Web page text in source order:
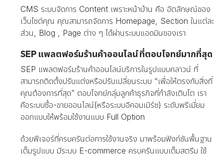
CMS ระบบจัดการ Content เพราะหน้าบ้าน คือ อัตลักษณ์ของ
เว็บไซต์คุณ คุณสามารถจัดการ Homepage, Section ในแต่ละ
ส่วน, Blog , Page ต่าง ๆ ได้ผ่านระบบแอดมินของเรา
SEP แพลตฟอร์มร้านค้าออนไลน์ ที่ตอบโจทย์มากที่สุด
SEP แพลตฟอร์มร้านค้าออนไลน์บริการในรูปแบบคลาวน์ ที่
สามารถติดตั้งปรับแต่งหรือปรับเปลี่ยนระบบ “เพื่อให้ตรงกับสิ่งที่
คุณต้องการที่สุด” ตอบโจทย์กลุ่มลูกค้าธุรกิจที่กำลังเติบโต เรา
คือระบบซื้อ-ขายออนไลน์(หรือระบบอีคอมเมิร์ซ) ระดับพรีเมี่ยม
ออกแบบให้พร้อมใช้งานแบบ Full Option
ด้วยฟีเจอร์ที่ครบครันต่อการใช้งานจริง มาพร้อมฟังก์ชันพื้นฐาน
เต็มรูปแบบ มีระบบ E-commerce ครบครันแบบเต็มสตรีม ใช้